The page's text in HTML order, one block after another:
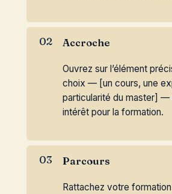
Accroche
Ouvrez sur l’élément
choix — [un cours, une
particularité du master] —
intérêt pour la formation.
Parcours
Rattachez votre